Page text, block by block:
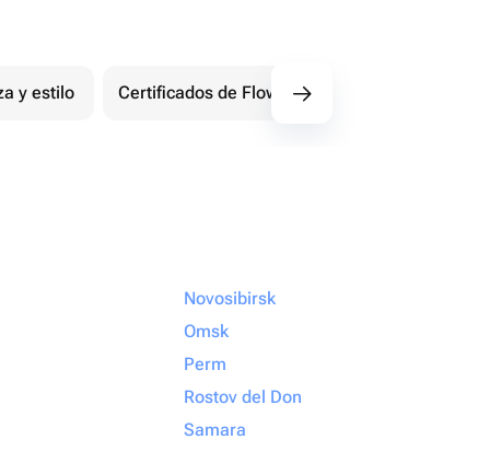
y estilo Certificados de Flowwow
Novosibirsk
Omsk
Perm
Rostov del Don
Samara